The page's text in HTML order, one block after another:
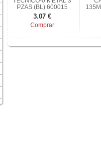
PZAS.(BL) 600015
3.07 €
Comprar